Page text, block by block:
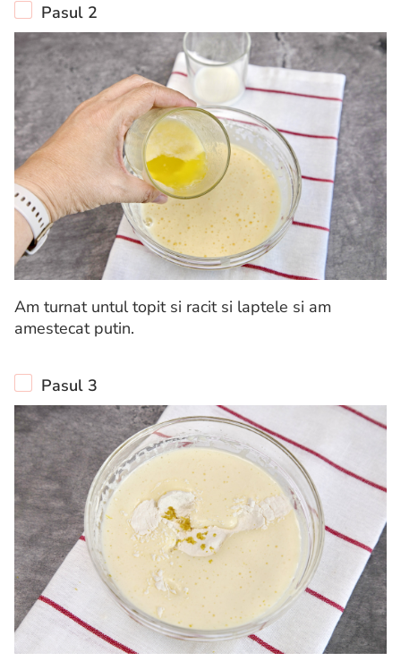
Pasul 2
Am turnat untul topit si racit si laptele si am
amestecat putin.
Pasul 3